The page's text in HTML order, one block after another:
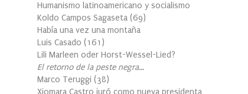
Humanismo latinoamericano y socialismo
Koldo Campos Sagaseta (69)
Había una vez una montaña
Luis Casado (161 )
Lili Marleen oder Horst-Wessel-Lied?
El retorno de la peste negra…
Marco Teruggi (38)